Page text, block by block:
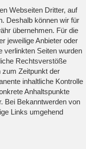
Webseiten Dritter, auf
Deshalb können wir für
übernehmen. Für die
jeweilige Anbieter oder
verlinkten Seiten wurden
Rechtsverstöße
zum Zeitpunkt der
inhaltliche Kontrolle
Anhaltspunkte
Bei Bekanntwerden von
Links umgehend